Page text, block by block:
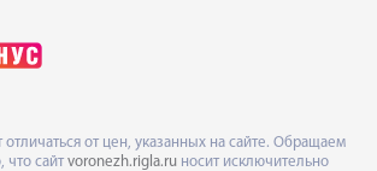
отличаться от цен, указанных на сайте. Обращаем
что сайт voronezh.rigla.ru носит исключительно